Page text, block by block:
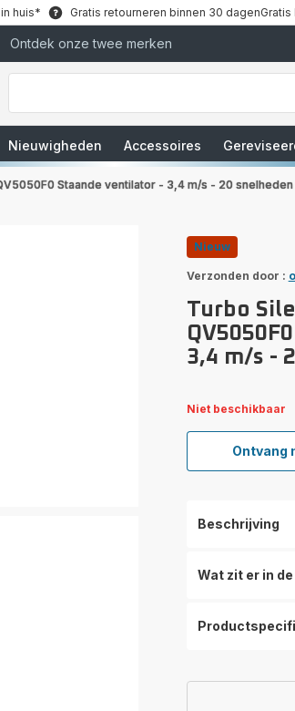
huis* Gratis retourneren binnen 30 dagen
Ontdek onze twee merken
Waar
bent
Nieuwigheden Accessoires
Staande ventilator - 3,4 m/s - 20
Nieuw
Verzonden door :
Turbo
3,4 m/s -
Niet beschikbaar
Ontvang
Beschrijving
Wat zit er in